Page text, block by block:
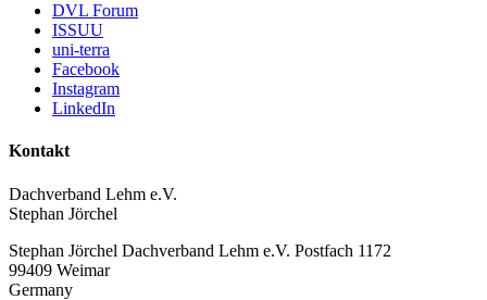
DVL Forum
ISSUU
uni-terra
Facebook
Instagram
LinkedIn
Kontakt
Dachverband Lehm e.V.
Stephan Jörchel
Stephan Jörchel Dachverband Lehm e.V. Postfach 1172
99409 Weimar
Germany